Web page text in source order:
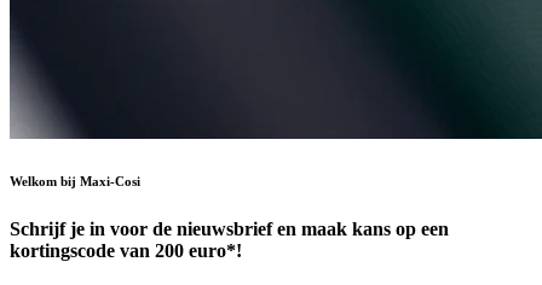
Welkom bij Maxi-Cosi
Schrijf je in voor de nieuwsbrief en maak kans op een
kortingscode van 200 euro*!